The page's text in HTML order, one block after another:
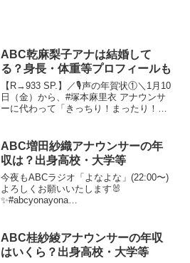
ABC乾麻梨子アナは結婚して
る？身長・体重等プロフィールも
【R→933 SP.】／🎙️声の年賀状①＼1月10
日（金）から、#塚本麻里衣 アナウンサ
ーに代わって「きっちり！まったり！桂
#R933#きちまり pic.twitter...
ABC増田紗織アナウンサーの年
収は？出身高校・大学等
今夜もABCラジオ「よなよな」(22:00〜)
よろしくお願いいたします🐰
✨#abcyonayona
放送の増...
ABC桂紗綾アナウンサーの年収
はいくら？出身高校・大学等